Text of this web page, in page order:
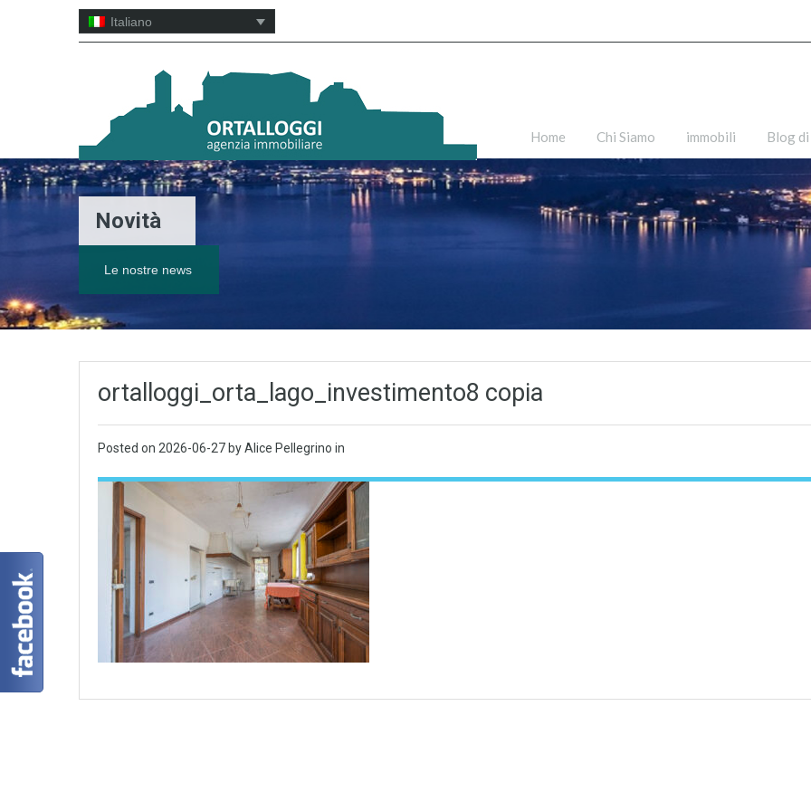
Italiano
Home Chi Siamo immobili Blog
Novità
Le nostre news
ortalloggi_orta_lago_investimento8 copia
Posted on 2026-06-27 by Alice Pellegrino in